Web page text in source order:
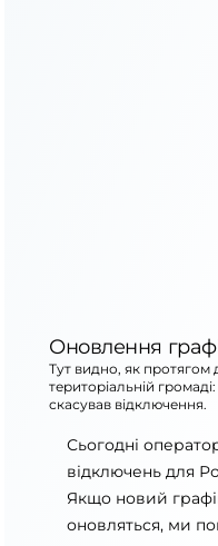
Оновлення
Тут видно, як протягом
територіальній
скасував відключення.
Сьогодні
відключень для
Якщо новий
оновляться, ми